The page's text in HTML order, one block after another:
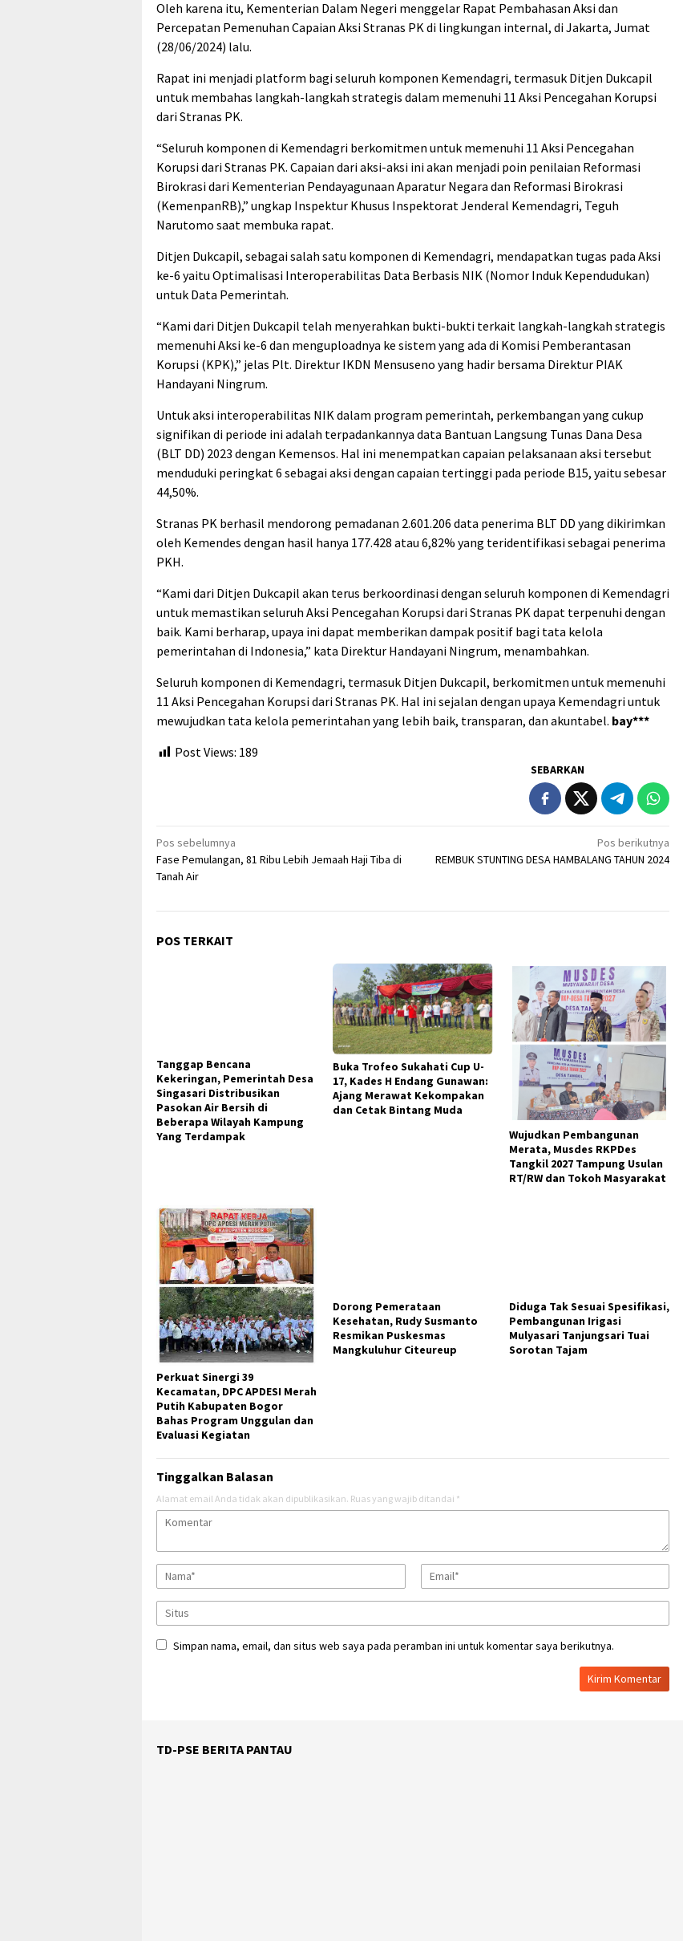
Oleh karena itu, Kementerian Dalam Negeri menggelar Rapat Pembahasan Aksi dan
Percepatan Pemenuhan Capaian Aksi Stranas PK di lingkungan internal, di Jakarta, Jumat
(28/06/2024) lalu.
Rapat ini menjadi platform bagi seluruh komponen Kemendagri, termasuk Ditjen Dukcapil
untuk membahas langkah-langkah strategis dalam memenuhi 11 Aksi Pencegahan Korupsi
dari Stranas PK.
“Seluruh komponen di Kemendagri berkomitmen untuk memenuhi 11 Aksi Pencegahan
Korupsi dari Stranas PK. Capaian dari aksi-aksi ini akan menjadi poin penilaian Reformasi
Birokrasi dari Kementerian Pendayagunaan Aparatur Negara dan Reformasi Birokrasi
(KemenpanRB),” ungkap Inspektur Khusus Inspektorat Jenderal Kemendagri, Teguh
Narutomo saat membuka rapat.
Ditjen Dukcapil, sebagai salah satu komponen di Kemendagri, mendapatkan tugas pada Aksi
ke-6 yaitu Optimalisasi Interoperabilitas Data Berbasis NIK (Nomor Induk Kependudukan)
untuk Data Pemerintah.
“Kami dari Ditjen Dukcapil telah menyerahkan bukti-bukti terkait langkah-langkah strategis
memenuhi Aksi ke-6 dan menguploadnya ke sistem yang ada di Komisi Pemberantasan
Korupsi (KPK),” jelas Plt. Direktur IKDN Mensuseno yang hadir bersama Direktur PIAK
Handayani Ningrum.
Untuk aksi interoperabilitas NIK dalam program pemerintah, perkembangan yang cukup
signifikan di periode ini adalah terpadankannya data Bantuan Langsung Tunas Dana Desa
(BLT DD) 2023 dengan Kemensos. Hal ini menempatkan capaian pelaksanaan aksi tersebut
menduduki peringkat 6 sebagai aksi dengan capaian tertinggi pada periode B15, yaitu sebesar
44,50%.
Stranas PK berhasil mendorong pemadanan 2.601.206 data penerima BLT DD yang dikirimkan
oleh Kemendes dengan hasil hanya 177.428 atau 6,82% yang teridentifikasi sebagai penerima
PKH.
“Kami dari Ditjen Dukcapil akan terus berkoordinasi dengan seluruh komponen di Kemendagri
untuk memastikan seluruh Aksi Pencegahan Korupsi dari Stranas PK dapat terpenuhi dengan
baik. Kami berharap, upaya ini dapat memberikan dampak positif bagi tata kelola
pemerintahan di Indonesia,” kata Direktur Handayani Ningrum, menambahkan.
Seluruh komponen di Kemendagri, termasuk Ditjen Dukcapil, berkomitmen untuk memenuhi
11 Aksi Pencegahan Korupsi dari Stranas PK. Hal ini sejalan dengan upaya Kemendagri untuk
mewujudkan tata kelola pemerintahan yang lebih baik, transparan, dan akuntabel. bay***
Post Views: 189
SEBARKAN
Navigasi
pos
Pos sebelumnya
Fase Pemulangan, 81 Ribu Lebih Jemaah Haji Tiba di
Tanah Air
Pos berikutnya
REMBUK STUNTING DESA HAMBALANG TAHUN 2024
POS TERKAIT
Tanggap Bencana
Yang Terdampak
Buka Trofeo Sukahati Cup U-
17, Kades H Endang Gunawan:
Ajang Merawat Kekompakan
dan Cetak Bintang Muda
Wujudkan Pembangunan
Merata, Musdes RKPDes
Tangkil 2027 Tampung Usulan
RT/RW dan Tokoh Masyarakat
Perkuat Sinergi 39
Kecamatan, DPC APDESI Merah
Putih Kabupaten Bogor
Tinggalkan Balasan
Alamat email Anda tidak akan dipublikasikan.
Simpan nama, email, dan situs web saya pada peramban ini untuk komentar saya berikutnya.